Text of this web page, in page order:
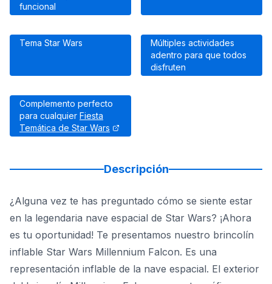
funcional
Tema Star Wars
Múltiples actividades
adentro para que todos
disfruten
Complemento perfecto
para cualquier Fiesta
Temática de Star Wars
Descripción
¿Alguna vez te has preguntado cómo se siente estar
en la legendaria nave espacial de Star Wars? ¡Ahora
es tu oportunidad! Te presentamos nuestro brincolín
inflable Star Wars Millennium Falcon. Es una
representación inflable de la nave espacial. El exterior